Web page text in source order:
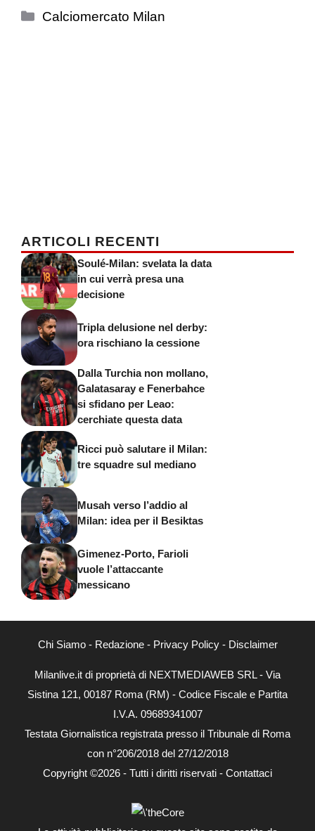
Categorie
Calciomercato Milan
ARTICOLI RECENTI
Soulé-Milan: svelata la data
in cui verrà presa una
decisione
Tripla delusione nel derby:
ora rischiano la cessione
Dalla Turchia non mollano,
Galatasaray e Fenerbahce
si sfidano per Leao:
cerchiate questa data
Ricci può salutare il Milan:
tre squadre sul mediano
Musah verso l’addio al
Milan: idea per il Besiktas
Gimenez-Porto, Farioli
vuole l’attaccante
messicano
Chi Siamo- Redazione- Privacy Policy- Disclaimer
Milanlive.it di proprietà di NEXTMEDIAWEB SRL - Via
Sistina 121, 00187 Roma (RM) - Codice Fiscale e Partita
I.V.A. 09689341007
Testata Giornalistica registrata presso il Tribunale di Roma
con n°206/2018 del 27/12/2018
Copyright ©2026 - Tutti i diritti riservati - Contattaci